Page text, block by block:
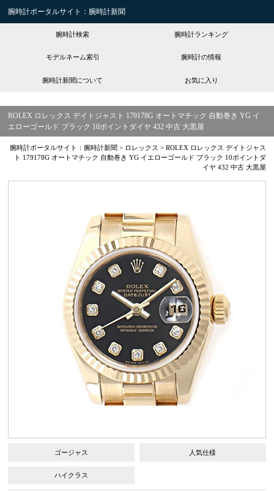
腕時計ポータルサイト：腕時計新聞
腕時計検索 腕時計ランキング
モデルネーム索引 腕時計の情報
腕時計新聞について お気に入り
ROLEX ロレックス デイトジャスト 179178G オートマチック 自動巻き YG イ
エローゴールド ブラック 10ポイントダイヤ 432 中古 大黒屋
腕時計ポータルサイト：腕時計新聞 > ロレックス > ROLEX ロレックス デイトジャス
ト 179178G オートマチック 自動巻き YG イエローゴールド ブラック 10ポイントダ
イヤ 432 中古 大黒屋
ゴージャス 人気仕様
ハイクラス